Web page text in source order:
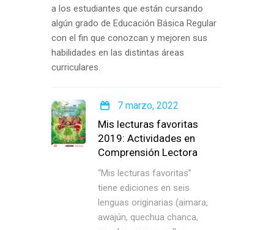
a los estudiantes que están cursando
algún grado de Educación Básica Regular
con el fin que conozcan y mejoren sus
habilidades en las distintas áreas
curriculares.
7 marzo, 2022
Mis lecturas favoritas
2019: Actividades en
Comprensión Lectora
“Mis lecturas favoritas”
tiene ediciones en seis
lenguas originarias (aimara,
awajún, quechua chanca,